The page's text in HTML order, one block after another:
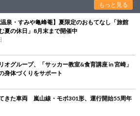
もっと見る
温泉・すみや亀峰菴】夏限定のおもてなし「旅館
夏の休日」8月末まで開催中
オグループ、「サッカー教室&食育講座 in 宮崎」
体づくりをサポート
きた車両 嵐山線・モボ301形、運行開始55周年